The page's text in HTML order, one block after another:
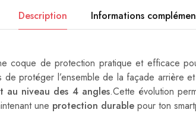
Description Informations
coque de protection pratique et efficace
de protéger l’ensemble de la façade arrière
au niveau des 4 angles.Cette évolution
une protection durable pour ton